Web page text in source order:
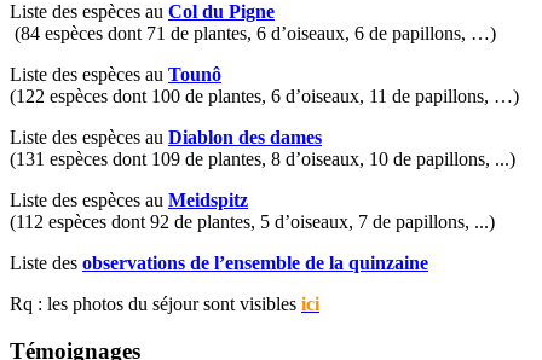
Liste des espèces au Col du Pigne
(84 espèces dont 71 de plantes, 6 d’oiseaux, 6 de papillons, …)
Liste des espèces au Tounô
(122 espèces dont 100 de plantes, 6 d’oiseaux, 11 de papillons, …)
Liste des espèces au Diablon des dames
(131 espèces dont 109 de plantes, 8 d’oiseaux, 10 de papillons, ...)
Liste des espèces au Meidspitz
(112 espèces dont 92 de plantes, 5 d’oiseaux, 7 de papillons, ...)
Liste des observations de l’ensemble de la quinzaine
Rq : les photos du séjour sont visibles ici
Témoignages